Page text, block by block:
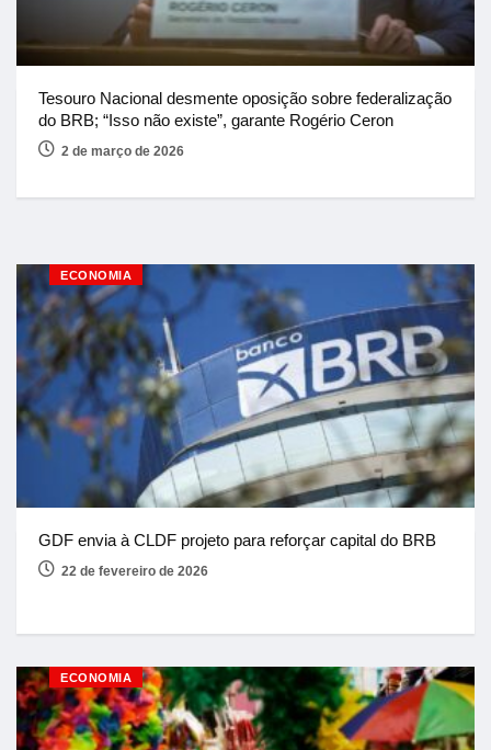
Tesouro Nacional desmente oposição sobre federalização
do BRB; “Isso não existe”, garante Rogério Ceron
2 de março de 2026
ECONOMIA
GDF envia à CLDF projeto para reforçar capital do BRB
22 de fevereiro de 2026
ECONOMIA